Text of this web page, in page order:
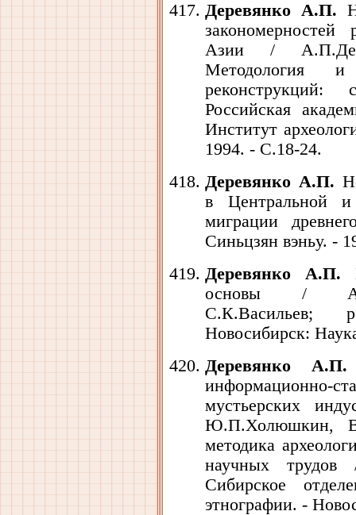
Деревянко А.П.
закономерностей
Азии /
Методология и
Российская
Институт
1994. - С.18-24.
Деревянко А.П.
в Центральной
миграции
Синьцзян вэньу. -
Деревянко А.П.
основы /
С.К.Васильев;
Новосибирск:
Деревянко А.П.
мустьерских
Ю.П.Холюшкин,
методика
научных трудов
Сибирское
этнографии. -